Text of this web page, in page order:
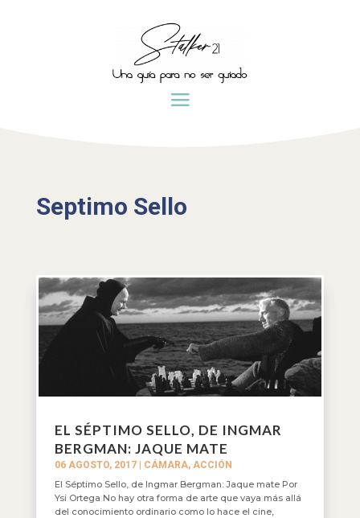
Septimo Sello
EL SÉPTIMO SELLO, DE INGMAR
BERGMAN: JAQUE MATE
06 AGOSTO, 2017| CÁMARA, ACCIÓN
El Séptimo Sello, de Ingmar Bergman: Jaque mate Por
Ysi Ortega No hay otra forma de arte que vaya más allá
del conocimiento ordinario como lo hace el cine,